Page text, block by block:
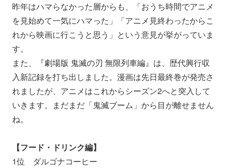
昨年はハマらなかった層からも、「おうち時間でアニメ
を見始めて一気にハマった」「アニメ見終わったからこ
れから映画に行こうと思う」という意見が挙がっていま
す。
また、『劇場版 鬼滅の刃 無限列車編』は、歴代興行収
入新記録を打ち出しました。 漫画は先日最終巻が発売さ
れましたが、アニメはこれからシーズン2へと突入して
いきます。まだまだ「鬼滅ブーム」から目が離せません
ね。
【フード・ドリンク編】
1位 ダルゴナコーヒー